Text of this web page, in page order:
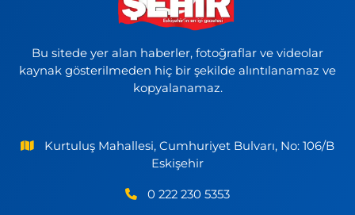
Bu sitede yer alan haberler, fotoğraflar ve videolar
kaynak gösterilmeden hiç bir şekilde alıntılanamaz ve
kopyalanamaz.
Kurtuluş Mahallesi, Cumhuriyet Bulvarı, No: 106/B
Eskişehir
0 222 230 5353